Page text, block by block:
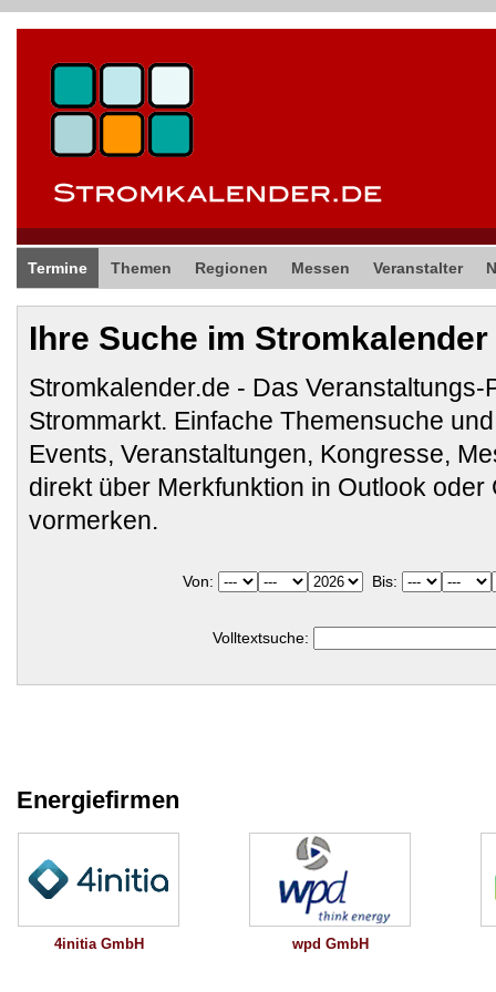
Termine Themen Regionen Messen Veranstalter
Ihre Suche im Stromkalender
Stromkalender.de - Das Veranstaltungs-
Strommarkt. Einfache Themensuche
Events, Veranstaltungen, Kongresse,
direkt über Merkfunktion in Outlook oder
vormerken.
Von: Bis:
Volltextsuche:
Energiefirmen
4initia GmbH wpd GmbH